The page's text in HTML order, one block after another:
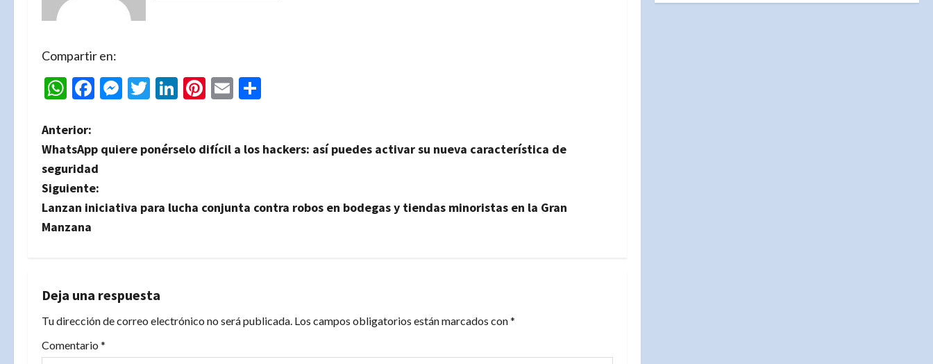
Compartir en:
WhatsApp
Facebook
Messenger
Twitter
LinkedIn
Pinterest
Email
N
a
v
e
c
i
Anterior:
WhatsApp quiere ponérselo difícil a los hackers: así puedes activar su nueva característica de
seguridad
Siguiente:
Lanzan iniciativa para lucha conjunta contra robos en bodegas y tiendas minoristas en la Gran
Manzana
Deja una respuesta
Tu dirección de correo electrónico no será publicada. Los campos obligatorios están marcados con*
Comentario *